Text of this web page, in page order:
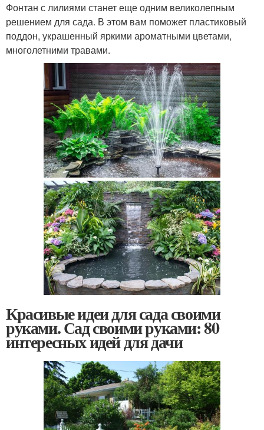
Фонтан с лилиями станет еще одним великолепным
решением для сада. В этом вам поможет пластиковый
поддон, украшенный яркими ароматными цветами,
многолетними травами.
Красивые идеи для сада своими
руками. Сад своими руками: 80
интересных идей для дачи